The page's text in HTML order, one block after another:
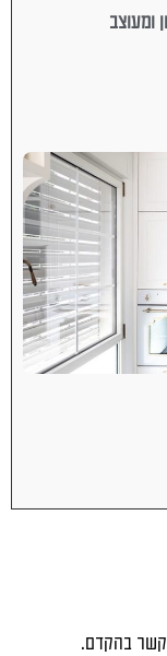
ומעוצב
קשר בהקדם.